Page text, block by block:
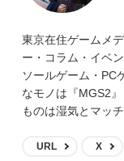
東京在住ゲームメ
ー・コラム・イベ
ソールゲーム・PC
なモノは『MGS2
ものは湿気とマッ
URL X